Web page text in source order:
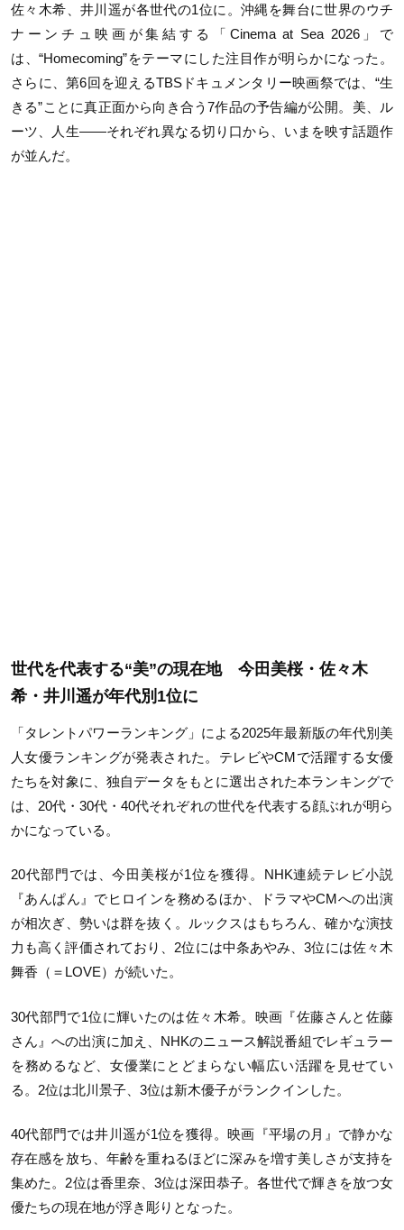
佐々木希、井川遥が各世代の1位に。沖縄を舞台に世界のウチ
ナーンチュ映画が集結する「 Cinema at Sea 2026」で
は、“Homecoming”をテーマにした注目作が明らかになった。
さらに、第6回を迎えるTBSドキュメンタリー映画祭では、 “生
きる”ことに真正面から向き合う7作品の予告編が公開。美、ル
ーツ、人生——それぞれ異なる切り口から、いまを映す話題作
が並んだ。
世代を代表する“美”の現在地 今田美桜・佐々木
希・井川遥が年代別 1位に
「タレントパワーランキング」による2025年最新版の年代別美
人女優ランキングが発表された。テレビやCMで活躍する女優
たちを対象に、独自データをもとに選出された本ランキングで
は、 20代・30代・40代それぞれの世代を代表する顔ぶれが明ら
かになっている。
20代部門では、今田美桜が1位を獲得。 NHK連続テレビ小説
『あんぱん』でヒロインを務めるほか、ドラマやCMへの出演
が相次ぎ、勢いは群を抜く。ルックスはもちろん、確かな演技
力も高く評価されており、 2位には中条あやみ、3位には佐々木
舞香（＝ LOVE）が続いた。
30代部門で1位に輝いたのは佐々木希。映画『佐藤さんと佐藤
さん』への出演に加え、 NHKのニュース解説番組でレギュラー
を務めるなど、女優業にとどまらない幅広い活躍を見せてい
る。 2位は北川景子、 3位は新木優子がランクインした。
40代部門では井川遥が1位を獲得。映画『平場の月』で静かな
存在感を放ち、年齢を重ねるほどに深みを増す美しさが支持を
集めた。 2位は香里奈、3位は深田恭子。各世代で輝きを放つ女
優たちの現在地が浮き彫りとなった。